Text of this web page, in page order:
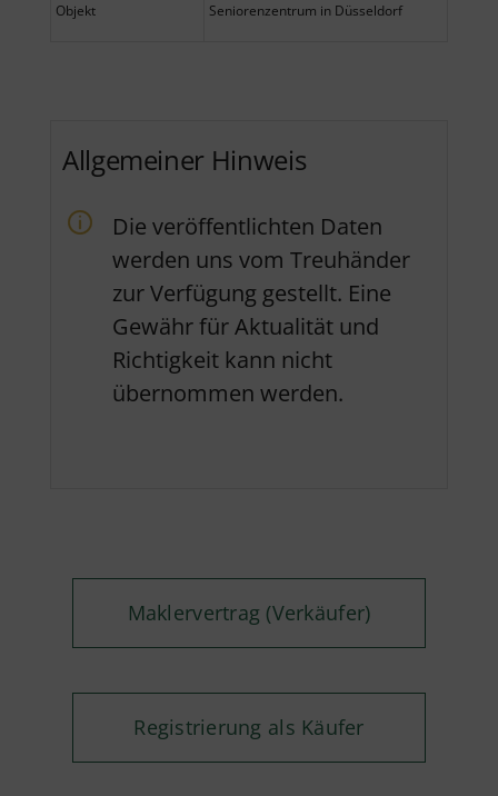
Objekt
Seniorenzentrum in Düsseldorf
Allgemeiner Hinweis
Die veröffentlichten Daten
werden uns vom Treuhänder
zur Verfügung gestellt. Eine
Gewähr für Aktualität und
Richtigkeit kann nicht
übernommen werden.
Maklervertrag (Verkäufer)
Registrierung als Käufer